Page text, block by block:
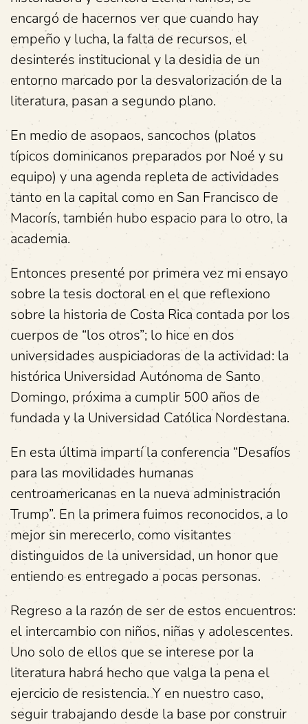
encargó de hacernos ver que cuando hay
empeño y lucha, la falta de recursos, el
desinterés institucional y la desidia de un
entorno marcado por la desvalorización de la
literatura, pasan a segundo plano.
En medio de asopaos, sancochos (platos
típicos dominicanos preparados por Noé y su
equipo) y una agenda repleta de actividades
tanto en la capital como en San Francisco de
Macorís, también hubo espacio para lo otro, la
academia.
Entonces presenté por primera vez mi ensayo
sobre la tesis doctoral en el que reflexiono
sobre la historia de Costa Rica contada por los
cuerpos de “los otros”; lo hice en dos
universidades auspiciadoras de la actividad: la
histórica Universidad Autónoma de Santo
Domingo, próxima a cumplir 500 años de
fundada y la Universidad Católica Nordestana.
En esta última impartí la conferencia “Desafíos
para las movilidades humanas
centroamericanas en la nueva administración
Trump”. En la primera fuimos reconocidos, a lo
mejor sin merecerlo, como visitantes
distinguidos de la universidad, un honor que
entiendo es entregado a pocas personas.
Regreso a la razón de ser de estos encuentros:
el intercambio con niños, niñas y adolescentes.
Uno solo de ellos que se interese por la
literatura habrá hecho que valga la pena el
ejercicio de resistencia. Y en nuestro caso,
seguir trabajando desde la base por construir